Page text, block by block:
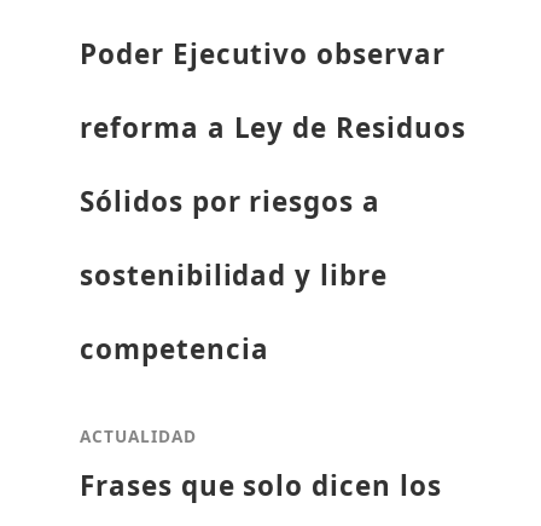
Poder Ejecutivo observar
reforma a Ley de Residuos
Sólidos por riesgos a
sostenibilidad y libre
competencia
ACTUALIDAD
Frases que solo dicen los